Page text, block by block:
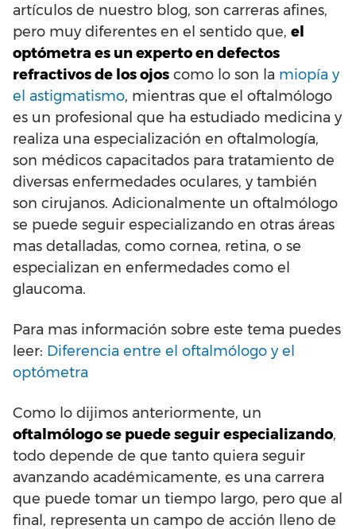
artículos de nuestro blog, son carreras afines,
pero muy diferentes en el sentido que, el
optómetra es un experto en defectos
refractivos de los ojos como lo son la miopía y
el astigmatismo, mientras que el oftalmólogo
es un profesional que ha estudiado medicina y
realiza una especialización en oftalmología,
son médicos capacitados para tratamiento de
diversas enfermedades oculares, y también
son cirujanos. Adicionalmente un oftalmólogo
se puede seguir especializando en otras áreas
mas detalladas, como cornea, retina, o se
especializan en enfermedades como el
glaucoma.
Para mas información sobre este tema puedes
leer: Diferencia entre el oftalmólogo y el
optómetra
Como lo dijimos anteriormente, un
oftalmólogo se puede seguir especializando,
todo depende de que tanto quiera seguir
avanzando académicamente, es una carrera
que puede tomar un tiempo largo, pero que al
final, representa un campo de acción lleno de